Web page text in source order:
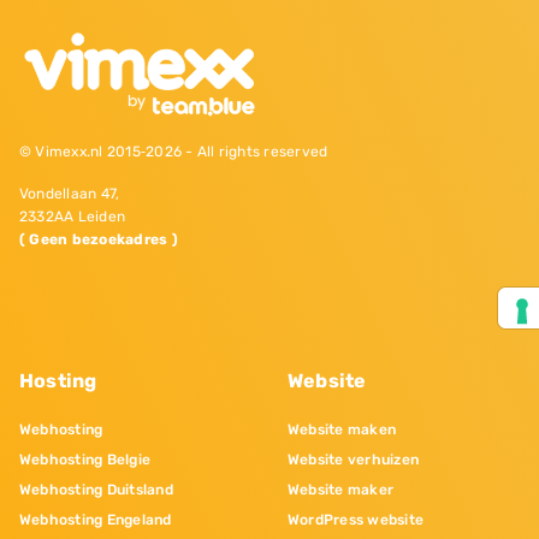
© Vimexx.nl 2015‐2026 - All rights reserved
Vondellaan 47,
2332AA Leiden
( Geen bezoekadres )
Hosting
Webhosting
Webhosting Belgie
Webhosting Duitsland
Webhosting Engeland
Website
Website maken
Website verhuizen
Website maker
WordPress website